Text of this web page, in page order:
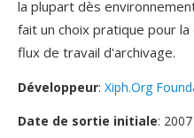
la plupart dès
fait un choix pratique pour
flux de travail d'archivage.
Développeur: Xiph.Org
Date de sortie initiale: 2007